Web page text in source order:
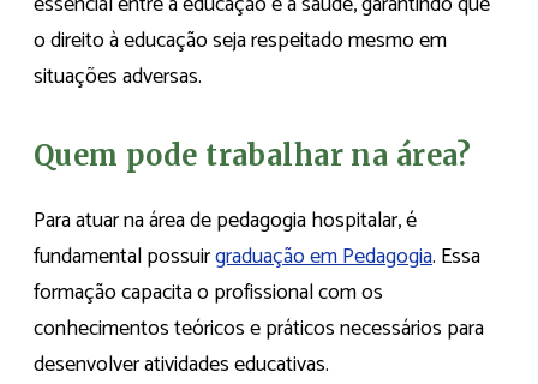
o direito à educação seja respeitado mesmo em
situações adversas.
Quem pode trabalhar na área?
Para atuar na área de pedagogia hospitalar, é
fundamental possuirgraduação em Pedagogia. Essa
formação capacita o profissional com os
conhecimentos teóricos e práticos necessários para
desenvolver atividades educativas.